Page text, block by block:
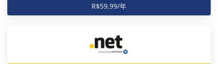
R$59,99/年